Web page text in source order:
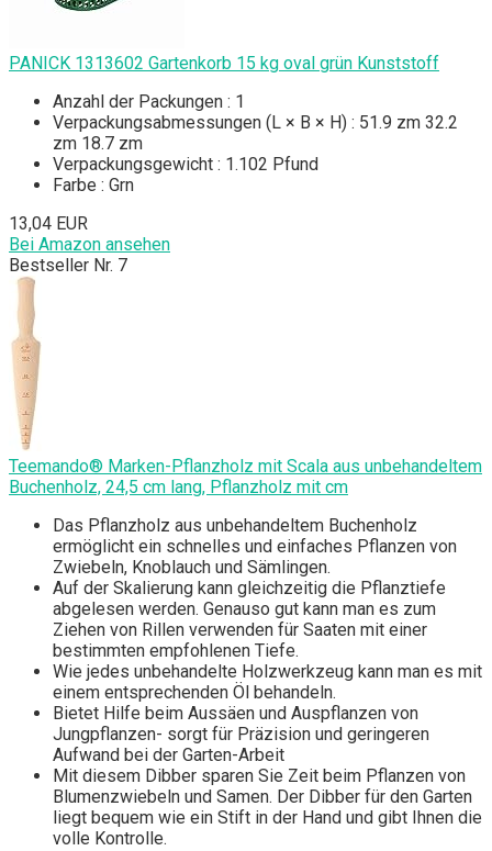
PANICK 1313602 Gartenkorb 15 kg oval grün Kunststoff
Anzahl der Packungen : 1
Verpackungsabmessungen (L × B × H) : 51.9 zm 32.2
zm 18.7 zm
Verpackungsgewicht : 1.102 Pfund
Farbe : Grn
13,04 EUR
Bei Amazon ansehen
Bestseller Nr. 7
Teemando® Marken-Pflanzholz mit Scala aus unbehandeltem
Buchenholz, 24,5 cm lang, Pflanzholz mit cm
Das Pflanzholz aus unbehandeltem Buchenholz
ermöglicht ein schnelles und einfaches Pflanzen von
Zwiebeln, Knoblauch und Sämlingen.
Auf der Skalierung kann gleichzeitig die Pflanztiefe
abgelesen werden. Genauso gut kann man es zum
Ziehen von Rillen verwenden für Saaten mit einer
bestimmten empfohlenen Tiefe.
Wie jedes unbehandelte Holzwerkzeug kann man es mit
einem entsprechenden Öl behandeln.
Bietet Hilfe beim Aussäen und Auspflanzen von
Jungpflanzen- sorgt für Präzision und geringeren
Aufwand bei der Garten-Arbeit
Mit diesem Dibber sparen Sie Zeit beim Pflanzen von
Blumenzwiebeln und Samen. Der Dibber für den Garten
liegt bequem wie ein Stift in der Hand und gibt Ihnen die
volle Kontrolle.